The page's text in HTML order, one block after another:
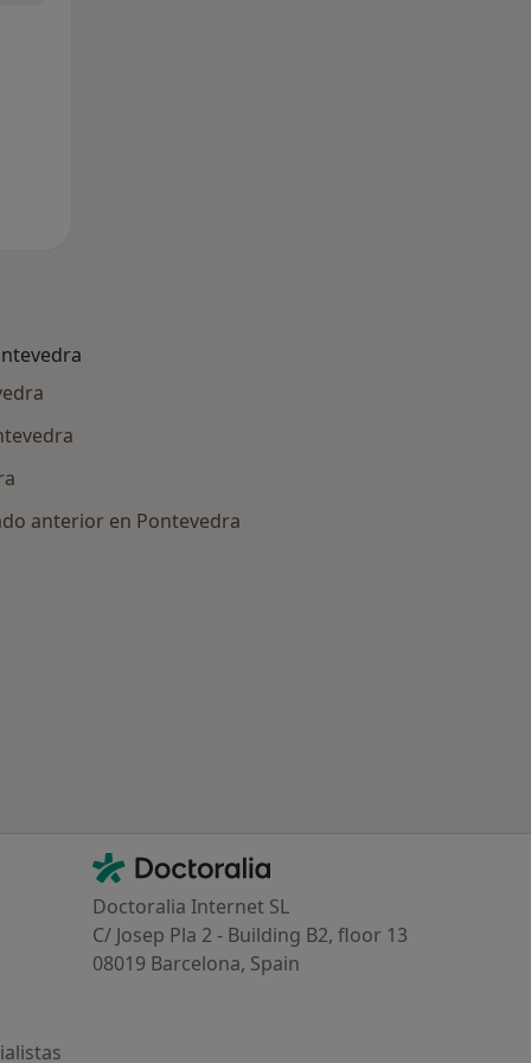
anterior en Pontevedra
Contacto
Doctoralia - Página de inicio
Doctoralia Internet SL
C/ Josep Pla 2 - Building B2, floor 13
08019 Barcelona, Spain